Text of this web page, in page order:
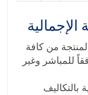
من كافة
للمباشر وغير
بالتكاليف